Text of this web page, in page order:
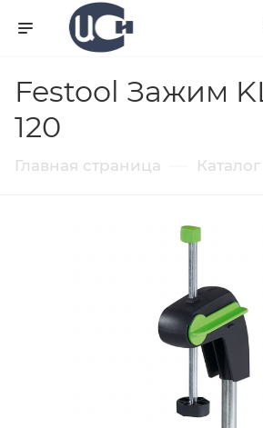
Festool Зажим
120
Главная страница Каталог